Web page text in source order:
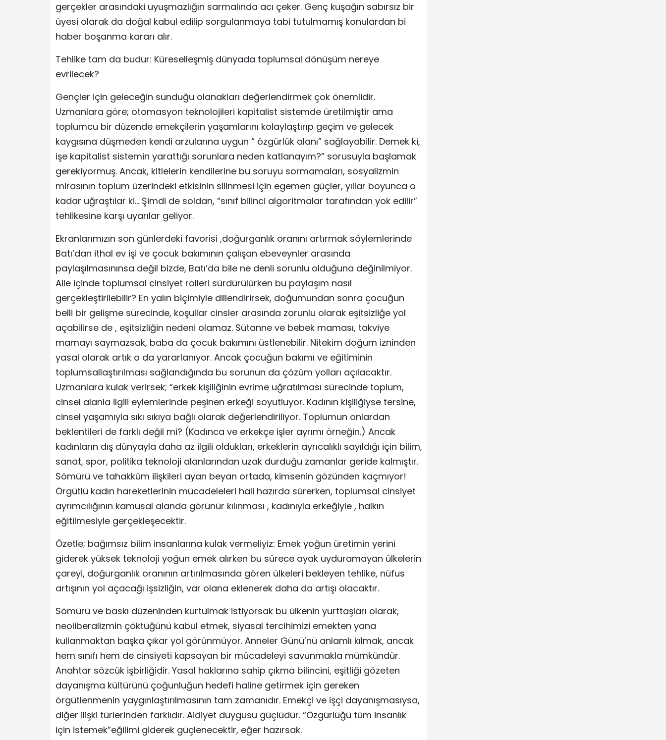
gerçekler arasındaki uyuşmazlığın sarmalında acı çeker. Genç kuşağın sabırsız bir
üyesi olarak da doğal kabul edilip sorgulanmaya tabi tutulmamış konulardan bi
haber boşanma kararı alır.
Tehlike tam da budur: Küreselleşmiş dünyada toplumsal dönüşüm nereye
evrilecek?
Gençler için geleceğin sunduğu olanakları değerlendirmek çok önemlidir.
Uzmanlara göre; otomasyon teknolojileri kapitalist sistemde üretilmiştir ama
toplumcu bir düzende emekçilerin yaşamlarını kolaylaştırıp geçim ve gelecek
kaygısına düşmeden kendi arzularına uygun “ özgürlük alanı” sağlayabilir. Demek ki,
işe kapitalist sistemin yarattığı sorunlara neden katlanayım?” sorusuyla başlamak
gerekiyormuş. Ancak, kitlelerin kendilerine bu soruyu sormamaları, sosyalizmin
mirasının toplum üzerindeki etkisinin silinmesi için egemen güçler, yıllar boyunca o
kadar uğraştılar ki… Şimdi de soldan, “sınıf bilinci algoritmalar tarafından yok edilir”
tehlikesine karşı uyarılar geliyor.
Ekranlarımızın son günlerdeki favorisi ,doğurganlık oranını artırmak söylemlerinde
Batı’dan ithal ev işi ve çocuk bakımının çalışan ebeveynler arasında
paylaşılmasınınsa değil bizde, Batı’da bile ne denli sorunlu olduğuna değinilmiyor.
Aile içinde toplumsal cinsiyet rolleri sürdürülürken bu paylaşım nasıl
gerçekleştirilebilir? En yalın biçimiyle dillendirirsek, doğumundan sonra çocuğun
belli bir gelişme sürecinde, koşullar cinsler arasında zorunlu olarak eşitsizliğe yol
açabilirse de , eşitsizliğin nedeni olamaz. Sütanne ve bebek maması, takviye
mamayı saymazsak, baba da çocuk bakımını üstlenebilir. Nitekim doğum izninden
yasal olarak artık o da yararlanıyor. Ancak çocuğun bakımı ve eğitiminin
toplumsallaştırılması sağlandığında bu sorunun da çözüm yolları açılacaktır.
Uzmanlara kulak verirsek; “erkek kişiliğinin evrime uğratılması sürecinde toplum,
cinsel alanla ilgili eylemlerinde peşinen erkeği soyutluyor. Kadının kişiliğiyse tersine,
cinsel yaşamıyla sıkı sıkıya bağlı olarak değerlendiriliyor. Toplumun onlardan
beklentileri de farklı değil mi? (Kadınca ve erkekçe işler ayrımı örneğin.) Ancak
kadınların dış dünyayla daha az ilgili oldukları, erkeklerin ayrıcalıklı sayıldığı için bilim,
sanat, spor, politika teknoloji alanlarından uzak durduğu zamanlar geride kalmıştır.
Sömürü ve tahakküm ilişkileri ayan beyan ortada, kimsenin gözünden kaçmıyor!
Örgütlü kadın hareketlerinin mücadeleleri hali hazırda sürerken, toplumsal cinsiyet
ayrımcılığının kamusal alanda görünür kılınması , kadınıyla erkeğiyle , halkın
eğitilmesiyle gerçekleşecektir.
Özetle; bağımsız bilim insanlarına kulak vermeliyiz: Emek yoğun üretimin yerini
giderek yüksek teknoloji yoğun emek alırken bu sürece ayak uyduramayan ülkelerin
çareyi, doğurganlık oranının artırılmasında gören ülkeleri bekleyen tehlike, nüfus
artışının yol açacağı işsizliğin, var olana eklenerek daha da artışı olacaktır.
Sömürü ve baskı düzeninden kurtulmak istiyorsak bu ülkenin yurttaşları olarak,
neoliberalizmin çöktüğünü kabul etmek, siyasal tercihimizi emekten yana
kullanmaktan başka çıkar yol görünmüyor. Anneler Günü’nü anlamlı kılmak, ancak
hem sınıfı hem de cinsiyeti kapsayan bir mücadeleyi savunmakla mümkündür.
Anahtar sözcük işbirliğidir. Yasal haklarına sahip çıkma bilincini, eşitliği gözeten
dayanışma kültürünü çoğunluğun hedefi haline getirmek için gereken
örgütlenmenin yaygınlaştırılmasının tam zamanıdır. Emekçi ve işçi dayanışmasıysa,
diğer ilişki türlerinden farklıdır. Aidiyet duygusu güçlüdür. “Özgürlüğü tüm insanlık
için istemek”eğilimi giderek güçlenecektir, eğer hazırsak.